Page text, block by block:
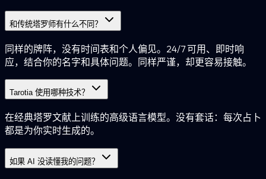
和传统塔罗师有什么不同？
同样的牌阵，没有时间表和个人偏见。24/7 可用、即时响
应，结合你的名字和具体问题。同样严谨，却更容易接触。
Tarotia 使用哪种技术？
在经典塔罗文献上训练的高级语言模型。没有套话：每次占卜
都是为你实时生成的。
如果 AI 没读懂我的问题？